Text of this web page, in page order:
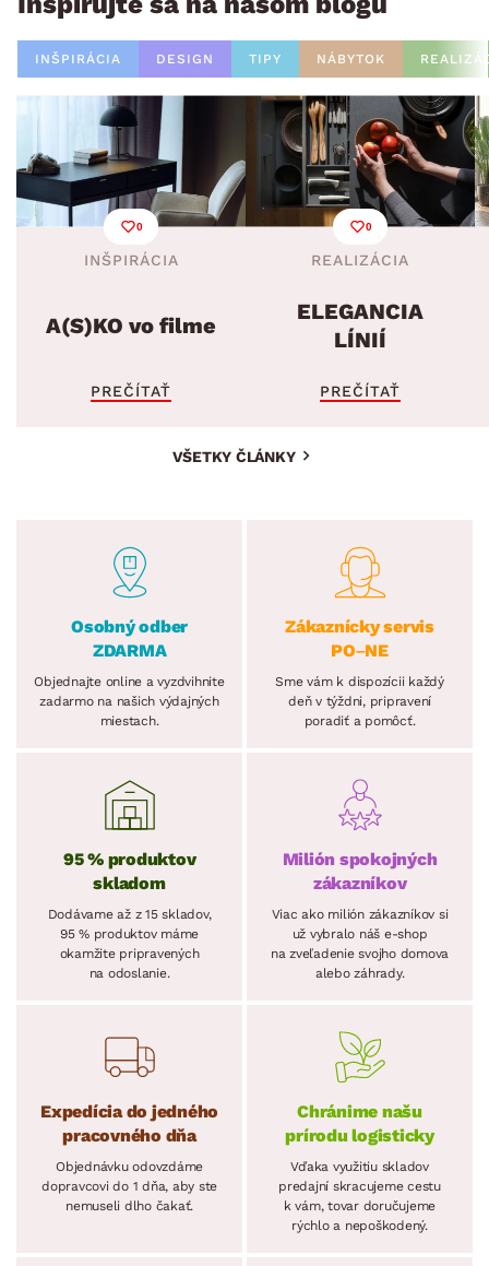
INŠPIRÁCIA DESIGN TIPY NÁBYTOK
0
INŠPIRÁCIA
A(S)KO vo filme
PREČÍTAŤ
0
REALIZÁCIA
ELEGANCIA
LÍNIÍ
PREČÍTAŤ
VŠETKY ČLÁNKY
Osobný odber
ZDARMA
Objednajte online a vyzdvihnite
zadarmo na našich výdajných
miestach.
Zákaznícky servis
PO–NE
Sme vám k dispozícii každý
deň v týždni, pripravení
poradiť a pomôcť.
95 % produktov
skladom
Dodávame až z 15 skladov,
95 % produktov máme
okamžite pripravených
na odoslanie.
Milión spokojných
zákazníkov
Viac ako milión zákazníkov si
už vybralo náš e-shop
na zveľadenie svojho domova
alebo záhrady.
Expedícia do jedného
pracovného dňa
Objednávku odovzdáme
dopravcovi do 1 dňa, aby ste
nemuseli dlho čakať.
Chránime našu
prírodu logisticky
Vďaka využitiu skladov
predajní skracujeme cestu
k vám, tovar doručujeme
rýchlo a nepoškodený.